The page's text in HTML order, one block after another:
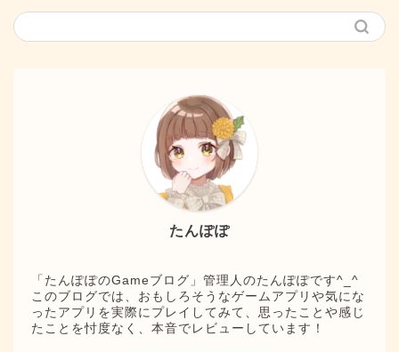
たんぽぽ
「たんぽぽのGameブログ」管理人のたんぽぽです^_^
このブログでは、おもしろそうなゲームアプリや気にな
ったアプリを実際にプレイしてみて、思ったことや感じ
たことを忖度なく、本音でレビューしています！